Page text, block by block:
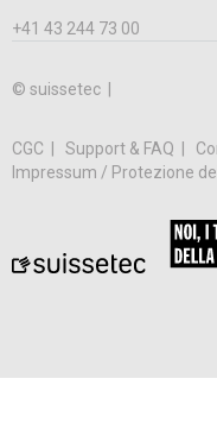
+41 43 244 73 00
© suissetec |
CGC Support & FAQ
Impressum / Protezione